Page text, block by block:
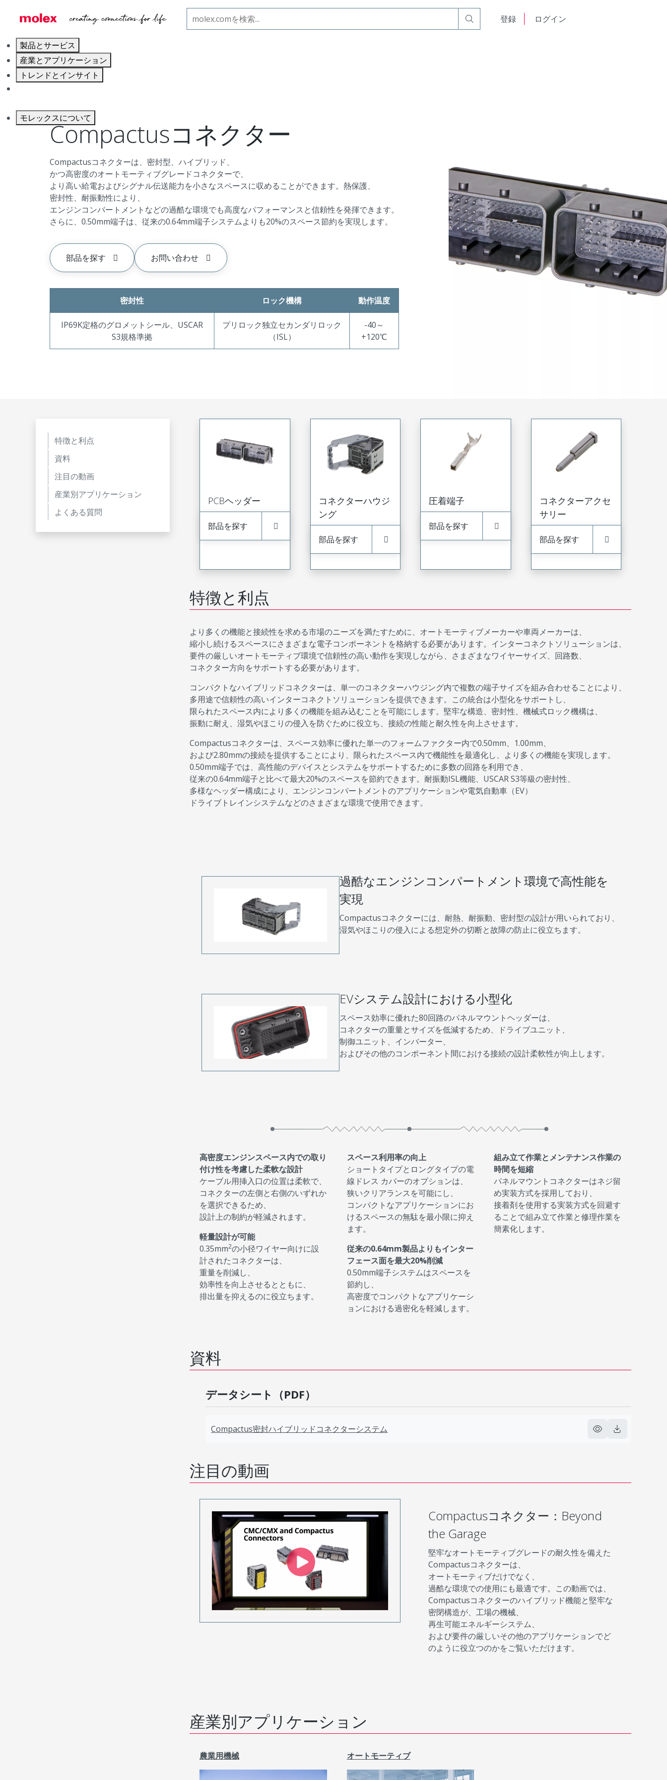
登録 ログイン
製品とサービス
産業とアプリケーション
トレンドとインサイト
モレックスについて
オートモーティブ向け密封型PCB/電線コネクター
Compactusコネクター
Compactusコネクターは、密封型、ハイブリッド、
かつ高密度のオートモーティブグレードコネクターで、
より高い給電およびシグナル伝送能力を小さなスペースに収めることができます。熱保護、
密封性、耐振動性により、
エンジンコンパートメントなどの過酷な環境でも高度なパフォーマンスと信頼性を発揮できます。
さらに、0.50mm端子は、従来の0.64mm端子システムよりも20%のスペース節約を実現します。
部品を探す お問い合わせ
密封性 ロック機構 動作温度
IP69K定格のグロメットシール、USCAR
S3規格準拠
プリロック独立セカンダリロック
（ISL）
-40～
+120℃
特徴と利点
資料
注目の動画
産業別アプリケーション
よくある質問
PCBヘッダー
部品を探す
コネクターハウジ
ング
部品を探す
圧着端子
部品を探す
コネクターアクセ
サリー
部品を探す
特徴と利点
より多くの機能と接続性を求める市場のニーズを満たすために、オートモーティブメーカーや車両メーカーは、
縮小し続けるスペースにさまざまな電子コンポーネントを格納する必要があります。インターコネクトソリューションは、
要件の厳しいオートモーティブ環境で信頼性の高い動作を実現しながら、さまざまなワイヤーサイズ、回路数、
コネクター方向をサポートする必要があります。
コンパクトなハイブリッドコネクターは、単一のコネクターハウジング内で複数の端子サイズを組み合わせることにより、
多用途で信頼性の高いインターコネクトソリューションを提供できます。この統合は小型化をサポートし、
限られたスペース内により多くの機能を組み込むことを可能にします。堅牢な構造、密封性、機械式ロック機構は、
振動に耐え、湿気やほこりの侵入を防ぐために役立ち、接続の性能と耐久性を向上させます。
Compactusコネクターは、スペース効率に優れた単一のフォームファクター内で0.50mm、1.00mm、
および2.80mmの接続を提供することにより、限られたスペース内で機能性を最適化し、より多くの機能を実現します。
0.50mm端子では、高性能のデバイスとシステムをサポートするために多数の回路を利用でき、
従来の0.64mm端子と比べて最大20%のスペースを節約できます。耐振動ISL機能、USCAR S3等級の密封性、
多様なヘッダー構成により、エンジンコンパートメントのアプリケーションや電気自動車（EV）
ドライブトレインシステムなどのさまざまな環境で使用できます。
過酷なエンジンコンパートメント環境で高性能を
実現
Compactusコネクターには、耐熱、耐振動、密封型の設計が用いられており、
湿気やほこりの侵入による想定外の切断と故障の防止に役立ちます。
EVシステム設計における小型化
スペース効率に優れた80回路のパネルマウントヘッダーは、
コネクターの重量とサイズを低減するため、ドライブユニット、
制御ユニット、インバーター、
およびその他のコンポーネント間における接続の設計柔軟性が向上します。
高密度エンジンスペース内での取り
付け性を考慮した柔軟な設計
ケーブル用挿入口の位置は柔軟で、
コネクターの左側と右側のいずれか
を選択できるため、
設計上の制約が軽減されます。
軽量設計が可能
0.35mm2の小径ワイヤー向けに設
計されたコネクターは、
重量を削減し、
効率性を向上させるとともに、
排出量を抑えるのに役立ちます。
スペース利用率の向上
ショートタイプとロングタイプの電
線ドレス カバーのオプションは、
狭いクリアランスを可能にし、
コンパクトなアプリケーションにお
けるスペースの無駄を最小限に抑え
ます。
従来の0.64mm製品よりもインター
フェース面を最大20%削減
0.50mm端子システムはスペースを
節約し、
高密度でコンパクトなアプリケーシ
ョンにおける過密化を軽減します。
組み立て作業とメンテナンス作業の
時間を短縮
パネルマウントコネクターはネジ留
め実装方式を採用しており、
接着剤を使用する実装方式を回避す
ることで組み立て作業と修理作業を
簡素化します。
資料
データシート（PDF）
Compactus密封ハイブリッドコネクターシステム
注目の動画
Compactusコネクター：Beyond
the Garage
堅牢なオートモーティブグレードの耐久性を備えた
Compactusコネクターは、
オートモーティブだけでなく、
過酷な環境での使用にも最適です。この動画では、
Compactusコネクターのハイブリッド機能と堅牢な
密閉構造が、工場の機械、
再生可能エネルギーシステム、
および要件の厳しいその他のアプリケーションでど
のように役立つのかをご覧いただけます。
産業別アプリケーション
農業用機械 オートモーティブ